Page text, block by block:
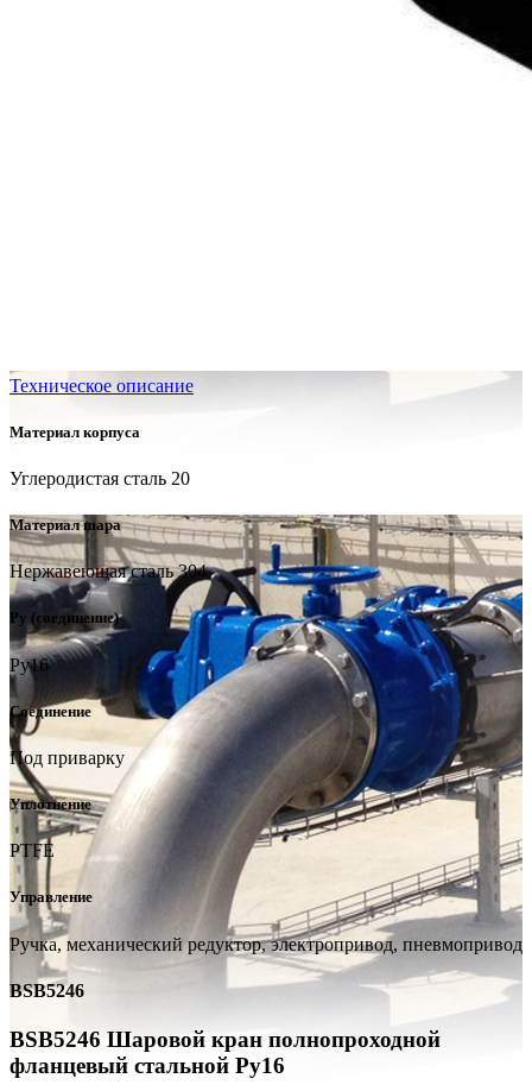
Техническое описание
Материал корпуса
Углеродистая сталь 20
Материал шара
Нержавеющая сталь 304
Ру (соединение)
Ру16
Соединение
Под приварку
Уплотнение
PTFE
Управление
Pучка, механический редуктор, электропривод, пневмопривод
BSB5246
BSB5246 Шаровой кран полнопроходной
фланцевый стальной Ру16